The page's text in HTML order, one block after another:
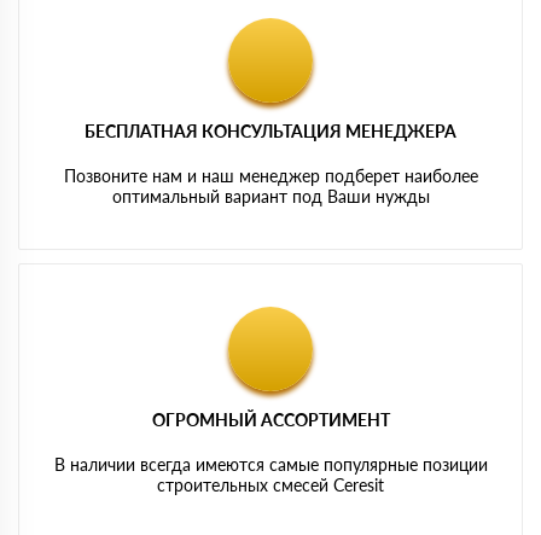
БЕСПЛАТНАЯ КОНСУЛЬТАЦИЯ МЕНЕДЖЕРА
Позвоните нам и наш менеджер подберет наиболее
оптимальный вариант под Ваши нужды
ОГРОМНЫЙ АССОРТИМЕНТ
В наличии всегда имеются самые популярные позиции
строительных смесей Ceresit